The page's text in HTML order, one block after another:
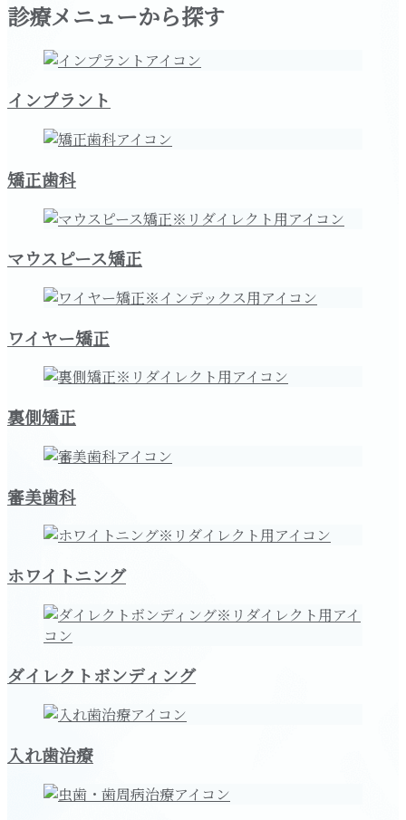
診療メニューから探す
インプラント
矯正歯科
マウスピース矯正
ワイヤー矯正
裏側矯正
審美歯科
ホワイトニング
ダイレクトボンディング
入れ歯治療